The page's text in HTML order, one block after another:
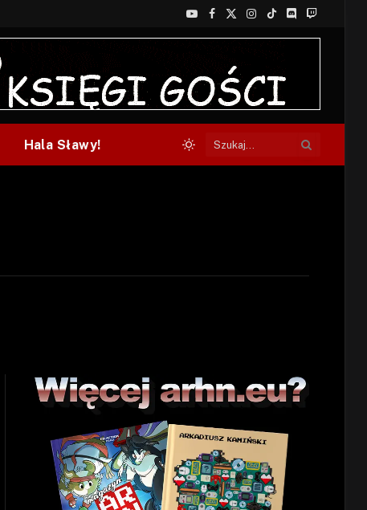
YouTube
Facebook
X
(Twitter)
Instagram
TikTokDiscordTwitch
Hala Sławy!